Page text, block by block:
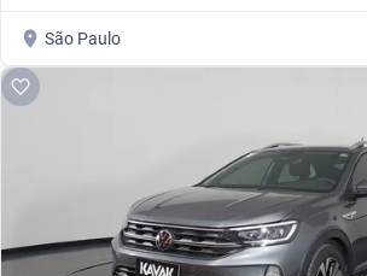
São Paulo